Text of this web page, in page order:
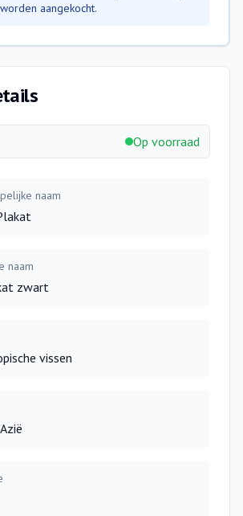
aangekocht.
Op voorraad
naam
naam
zwart
vissen